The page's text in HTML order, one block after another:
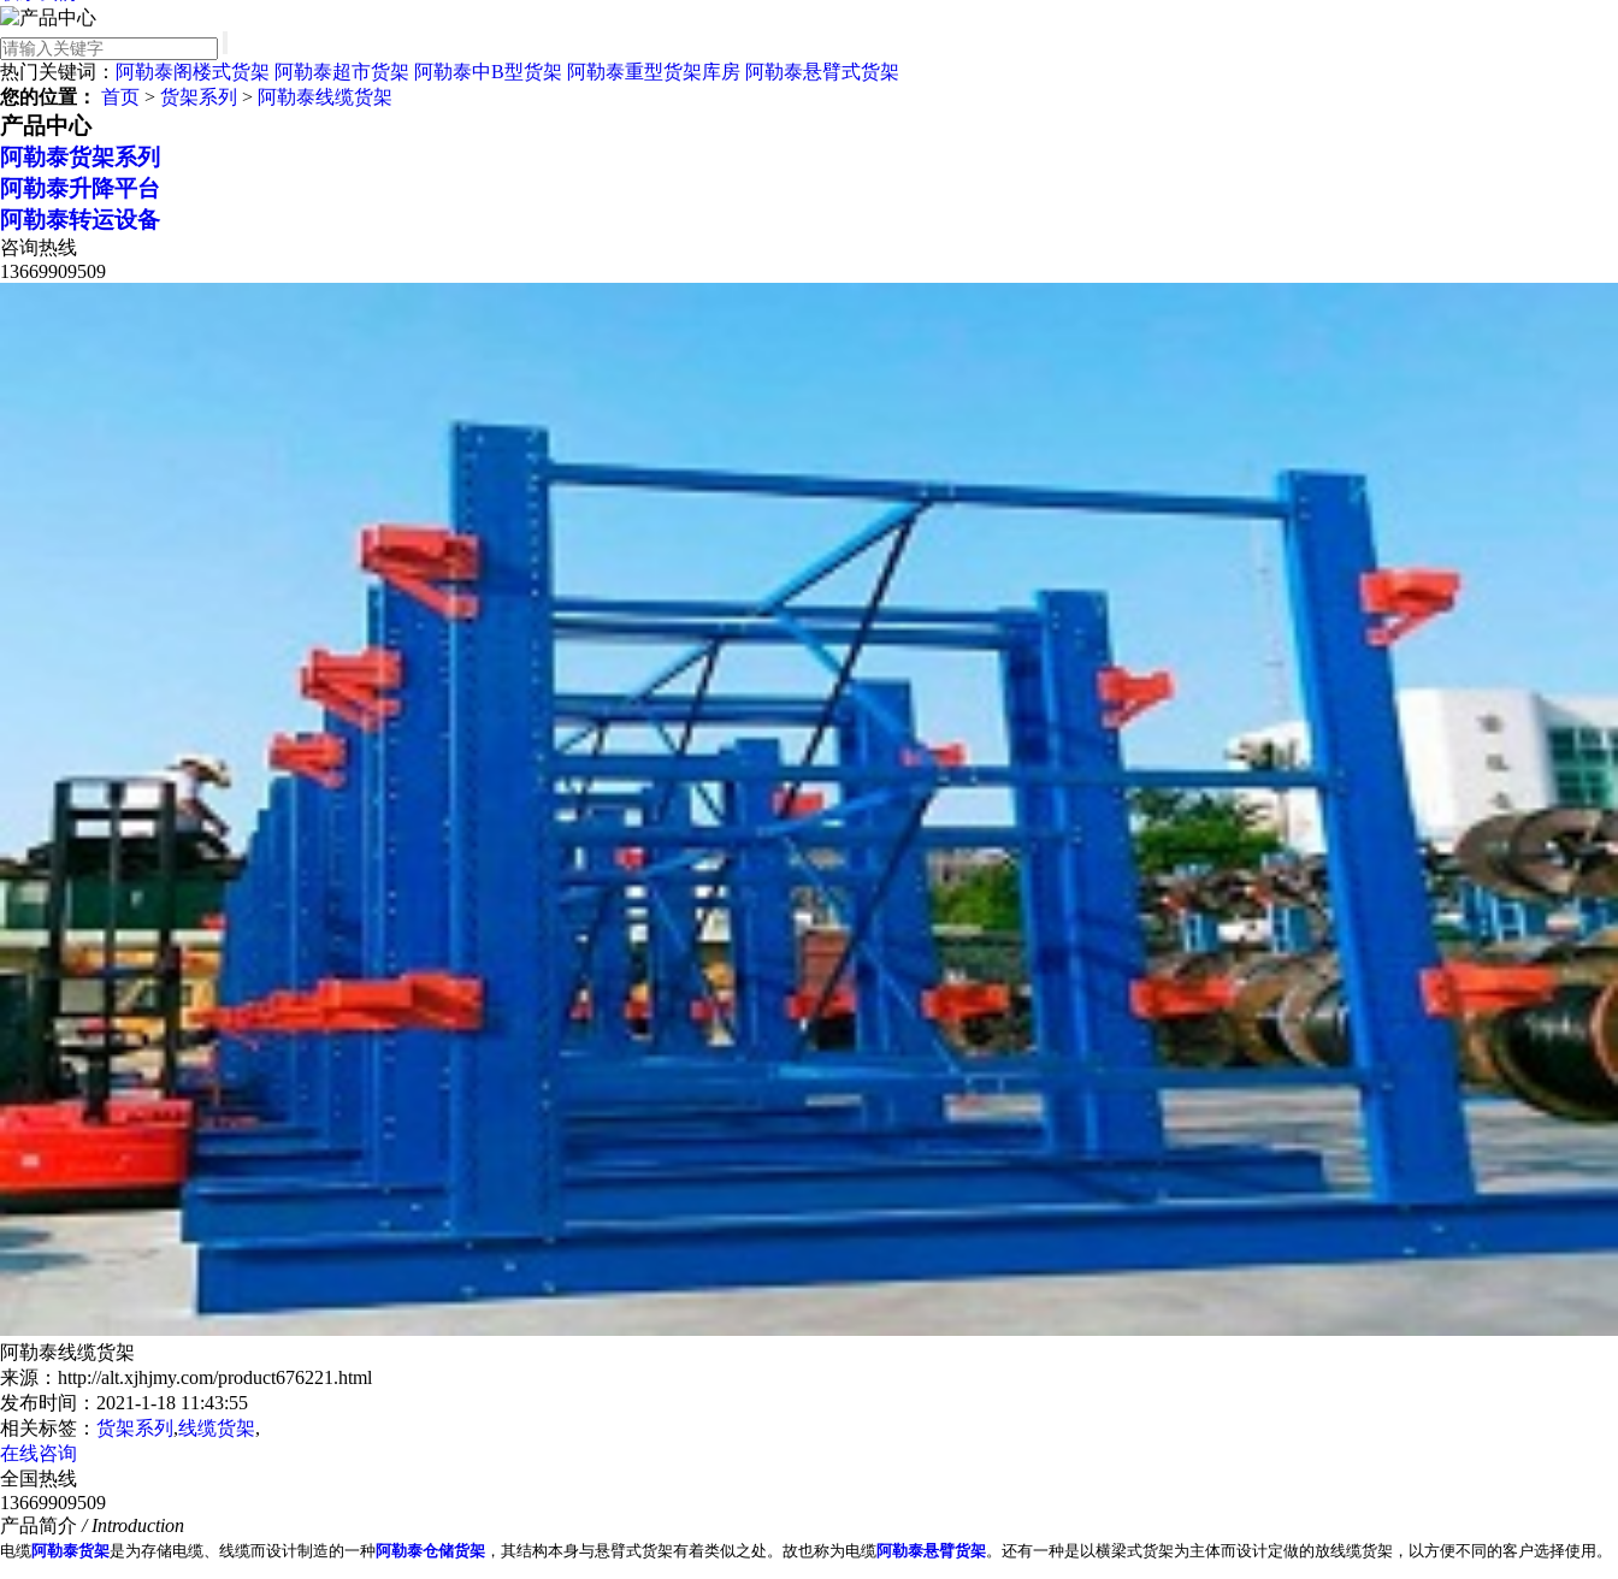
热门关键词： 阿勒泰阁楼式货架 阿勒泰超市货架 阿勒泰中B型货架 阿勒泰重型货架库房 阿勒泰悬臂式货架
您的位置： 首页 > 货架系列 > 阿勒泰线缆货架
产品中心
阿勒泰货架系列
阿勒泰升降平台
阿勒泰转运设备
咨询热线
13669909509
阿勒泰线缆货架
来源：http://alt.xjhjmy.com/product676221.html
发布时间：2021-1-18 11:43:55
相关标签： 货架系列 ,线缆货架,
在线咨询
全国热线
13669909509
产品简介 / Introduction
电缆阿勒泰货架是为存储电缆、线缆而设计制造的一种阿勒泰仓储货架 ，其结构本身与悬臂式货架有着类似之处。故也称为电缆阿勒泰悬臂货架。还有一种是以横梁式货架为主体而设计定做的放线缆货架，以方便不同的客户选择使用。